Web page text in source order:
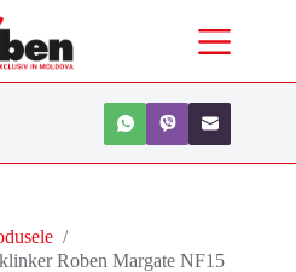
/
Roben Margate NF15